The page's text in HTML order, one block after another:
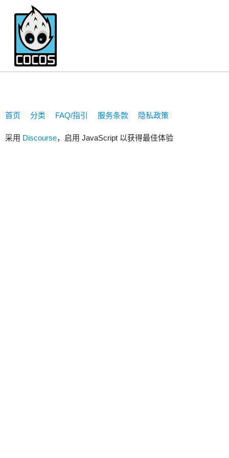
482333143
首页 分类 FAQ/指引 服务条款 隐私政策
采用 Discourse，启用 JavaScript 以获得最佳体验